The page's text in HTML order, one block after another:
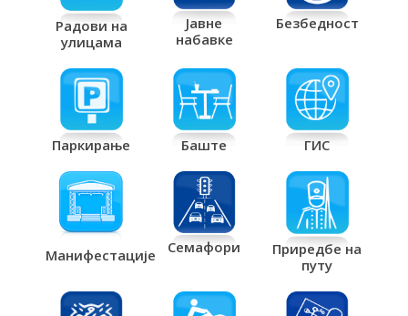
Радови на
улицама
Јавне
набавке
Безбедност
Паркирање Баште ГИС
Манифестације Семафори
Приредбе на
путу